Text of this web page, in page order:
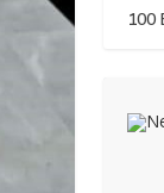
100